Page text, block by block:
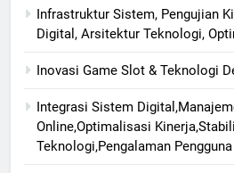
Infrastruktur Sistem, Pengujian
Digital, Arsitektur Teknologi,
Inovasi Game Slot & Teknologi
Integrasi Sistem
Online,Optimalisasi
Teknologi,Pengalaman Pengguna